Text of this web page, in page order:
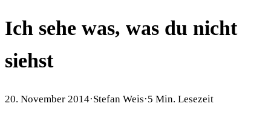
Ich sehe was, was du nicht
siehst
20. November 2014·Stefan Weis·5 Min. Lesezeit